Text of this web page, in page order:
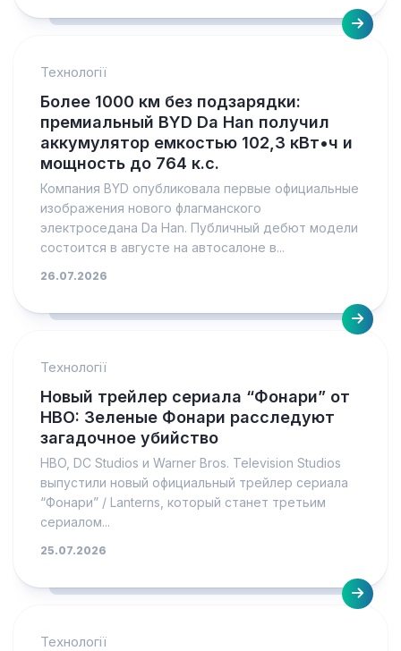
Технології
Более 1000 км без подзарядки:
премиальный BYD Da Han получил
аккумулятор емкостью 102,3 кВт•ч и
мощность до 764 к.с.
Компания BYD опубликовала первые официальные
изображения нового флагманского
электроседана Da Han. Публичный дебют модели
состоится в августе на автосалоне в...
26.07.2026
Технології
Новый трейлер сериала “Фонари” от
HBO: Зеленые Фонари расследуют
загадочное убийство
HBO, DC Studios и Warner Bros. Television Studios
выпустили новый официальный трейлер сериала
“Фонари” / Lanterns, который станет третьим
сериалом...
25.07.2026
Технології